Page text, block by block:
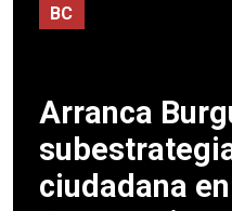
BC
Arranca
ciudadana